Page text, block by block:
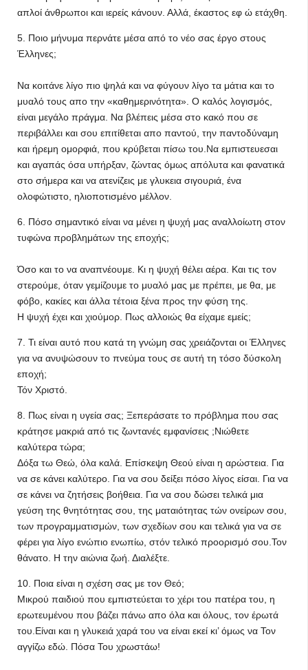
απλοί άνθρωποι και ιερείς κάνουν. Αλλά, έκαστος εφ ώ ετάχθη.
5. Ποιο μήνυμα περνάτε μέσα από το νέο σας έργο στους
Έλληνες;
Να κοιτάνε λίγο πιο ψηλά και να φύγουν λίγο τα μάτια και το
μυαλό τους απο την «καθημερινότητα». Ο καλός λογισμός,
είναι μεγάλο πράγμα. Να βλέπεις μέσα στο κακό που σε
περιβάλλει και σου επιτίθεται απο παντού, την παντοδύναμη
και ήρεμη ομορφιά, που κρύβεται πίσω του.Να εμπιστευεσαι
και αγαπάς όσα υπήρξαν, ζώντας όμως απόλυτα και φανατικά
στο σήμερα και να ατενίζεις με γλυκεια σιγουριά, ένα
ολοφώτιστο, ηλιοποτισμένο μέλλον.
6. Πόσο σημαντικό είναι να μένει η ψυχή μας αναλλοίωτη στον
τυφώνα προβλημάτων της εποχής;
Όσο και το να αναπνέουμε. Κι η ψυχή θέλει αέρα. Και τις τον
στερούμε, όταν γεμίζουμε το μυαλό μας με πρέπει, με θα, με
φόβο, κακίες και άλλα τέτοια ξένα προς την φύση της.
Η ψυχή έχει και χιούμορ. Πως αλλοιώς θα είχαμε εμείς;
7. Τι είναι αυτό που κατά τη γνώμη σας χρειάζονται οι Έλληνες
για να ανυψώσουν το πνεύμα τους σε αυτή τη τόσο δύσκολη
εποχή;
Τόν Χριστό.
8. Πως είναι η υγεία σας; Ξεπεράσατε το πρόβλημα που σας
κράτησε μακριά από τις ζωντανές εμφανίσεις ;Νιώθετε
καλύτερα τώρα;
Δόξα τω Θεώ, όλα καλά. Επίσκεψη Θεού είναι η αρώστεια. Για
να σε κάνει καλύτερο. Για να σου δείξει πόσο λίγος είσαι. Για να
σε κάνει να ζητήσεις βοήθεια. Για να σου δώσει τελικά μια
γεύση της θνητότητας σου, της ματαιότητας τών ονείρων σου,
των προγραμματισμών, των σχεδίων σου και τελικά για να σε
φέρει για λίγο ενώπιο ενωπίω, στόν τελικό προορισμό σου.Τον
θάνατο. Η την αιώνια ζωή. Διαλέξτε.
10. Ποια είναι η σχέση σας με τον Θεό;
Μικρού παιδιού που εμπιστεύεται το χέρι του πατέρα του, η
ερωτευμένου που βάζει πάνω απο όλα και όλους, τον έρωτά
του.Είναι και η γλυκειά χαρά του να είναι εκεί κι’ όμως να Τον
αγγίζω εδώ. Πόσα Του χρωστάω!